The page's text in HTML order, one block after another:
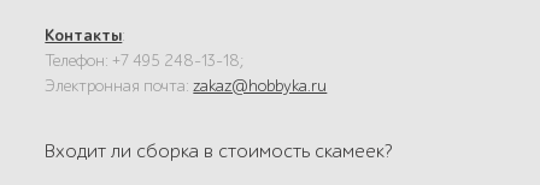
Контакты:
Телефон: +7 495 248-13-18;
Электронная почта:zakaz@hobbyka.ru
Входит ли сборка в стоимость скамеек?